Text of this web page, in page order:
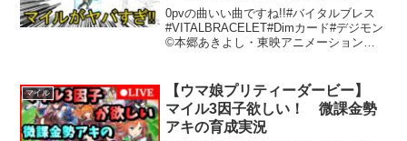
0pvの曲いい曲ですね!!#バイタルブレス
#VITALBRACELET#Dimカード#デジモン
©本郷あきよし・東映アニメーション
マイル
【ウマ娘プリティーダービー】
マイル3因子欲しい！ 微課金勢
アキの育成実況